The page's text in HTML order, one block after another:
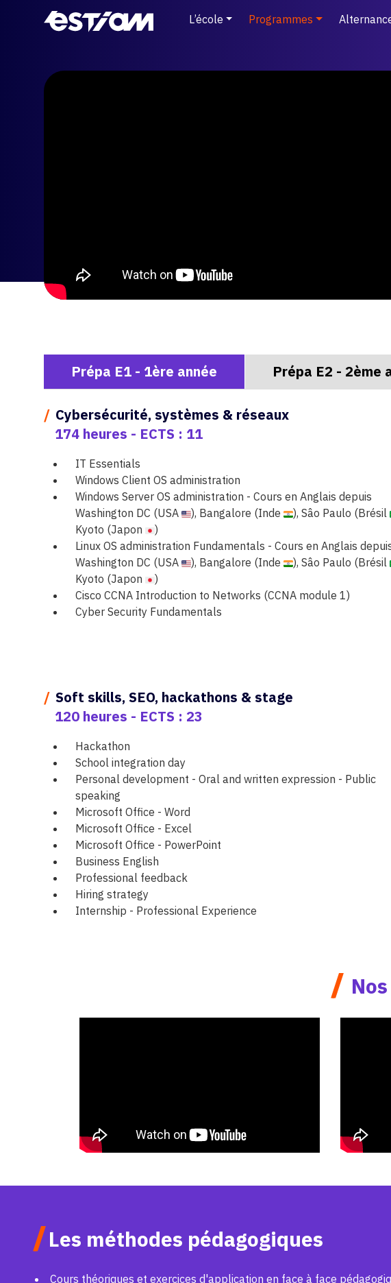
L’école Programmes
Prépa E1 - 1ère année Prépa E2 - 2ème
/ Cybersécurité, systèmes & réseaux
174 heures - ECTS : 11
IT Essentials
Windows Client OS administration
Windows Server OS administration - Cours en Anglais depuis
Washington DC (USA
), Bangalore (Inde ), Sâo Paulo (Brésil
Kyoto (Japon
)
Linux OS administration Fundamentals - Cours en Anglais
Washington DC (USA
), Bangalore (Inde ), Sâo Paulo (Brésil
Kyoto (Japon
)
Cisco CCNA Introduction to Networks (CCNA module 1)
Cyber Security Fundamentals
/ Soft skills, SEO, hackathons & stage
120 heures - ECTS : 23
Hackathon
School integration day
Personal development - Oral and written expression - Public
speaking
Microsoft Office - Word
Microsoft Office - Excel
Microsoft Office - PowerPoint
Business English
Professional feedback
Hiring strategy
Internship - Professional Experience
/
/Les méthodes pédagogiques
Cours théoriques et exercices d'application en face à face